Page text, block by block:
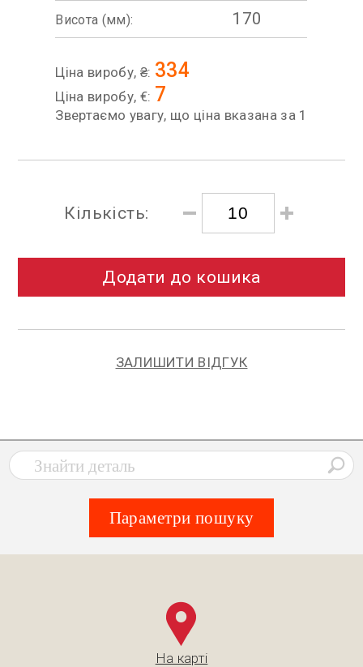
Висота (мм): 170
Ціна виробу, ₴: 334
Ціна виробу, €: 7
Звертаємо увагу, що ціна вказана за 1
Кількість:
Додати до кошика
ЗАЛИШИТИ ВІДГУК
Параметри пошуку
На карті